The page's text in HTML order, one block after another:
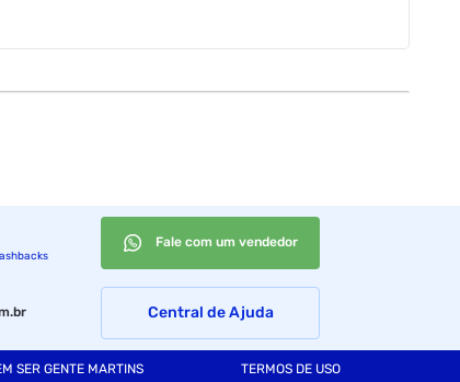
Fale com um vendedor
Central de Ajuda
SER GENTE MARTINS TERMOS DE USO